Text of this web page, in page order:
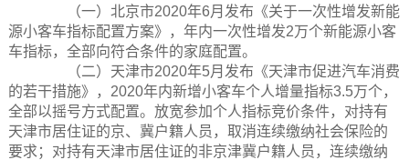
（一）北京市2020年6月发布《关于一次性增发新能
源小客车指标配置方案》，年内一次性增发2万个新能源小客
车指标，全部向符合条件的家庭配置。
（二）天津市2020年5月发布《天津市促进汽车消费
的若干措施》，2020年内新增小客车个人增量指标3.5万个，
全部以摇号方式配置。放宽参加个人指标竞价条件，对持有
天津市居住证的京、冀户籍人员，取消连续缴纳社会保险的
要求；对持有天津市居住证的非京津冀户籍人员，连续缴纳